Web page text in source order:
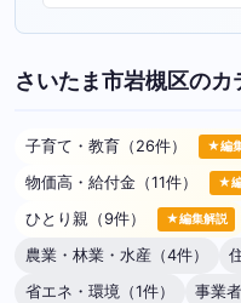
さいたま市岩槻区の
子育て・教育（26件） ★編
物価高・給付金（11件） ★
ひとり親（9件） ★編集解説
農業・林業・水産（4件）
省エネ・環境（1件）
事業